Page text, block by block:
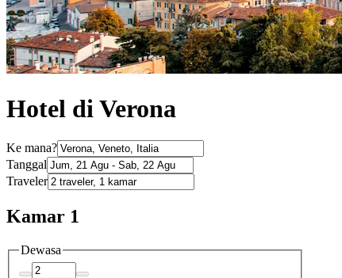
Hotel di Verona
Ke mana?
Tanggal
Traveler
Kamar 1
Dewasa